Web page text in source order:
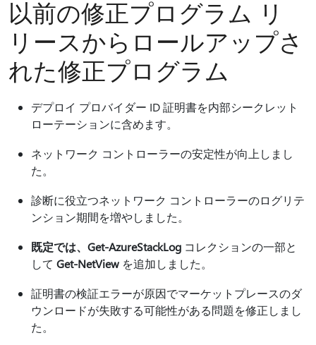
以前の修正プログラム リ
リースからロールアップさ
れた修正プログラム
デプロイ プロバイダー ID 証明書を内部シークレット
ローテーションに含めます。
ネットワーク コントローラーの安定性が向上しまし
た。
診断に役立つネットワーク コントローラーのログリテ
ンション期間を増やしました。
既定では、Get-AzureStackLog コレクションの一部と
して Get-NetView を追加しました。
証明書の検証エラーが原因でマーケットプレースのダ
ウンロードが失敗する可能性がある問題を修正しまし
た。